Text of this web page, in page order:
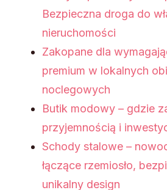
Bezpieczna droga do
nieruchomości
Zakopane dla
premium w lokalnych
noclegowych
Butik modowy – gdzie
przyjemnością i
Schody stalowe –
łączące rzemiosło,
unikalny design